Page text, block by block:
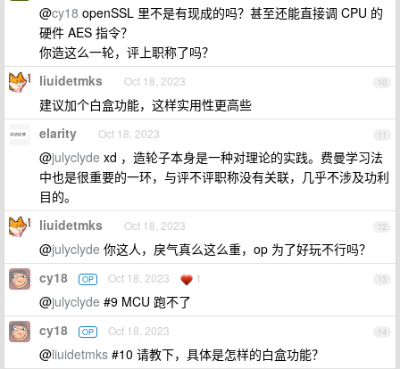
@cy18 openSSL 里不是有现成的吗？甚至还能直接调 CPU 的
硬件 AES 指令？
你造这么一轮，评上职称了吗？
10
liuidetmks Oct 18, 2023
建议加个白盒功能，这样实用性更高些
11
elarity Oct 18, 2023
@julyclyde xd ，造轮子本身是一种对理论的实践。费曼学习法
中也是很重要的一环，与评不评职称没有关联，几乎不涉及功利
目的。
12
liuidetmks Oct 18, 2023
@julyclyde 你这人，戾气真么这么重，op 为了好玩不行吗？
13
cy18 OP Oct 18, 2023 1
@julyclyde #9 MCU 跑不了
14
cy18 OP Oct 18, 2023
@liuidetmks #10 请教下，具体是怎样的白盒功能？